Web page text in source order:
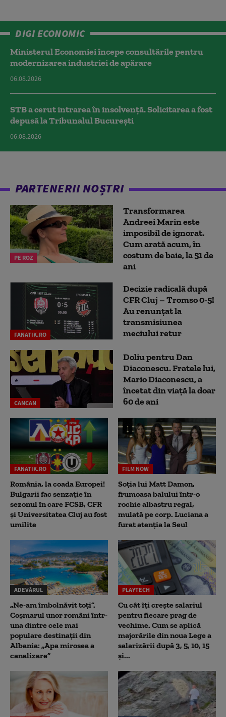
DIGI ECONOMIC
Ministerul Economiei începe consultările pentru
modernizarea industriei de apărare
06.08.2026
STB a cerut intrarea în insolvență. Solicitarea a fost
depusă la Tribunalul București
06.08.2026
PARTENERII NOȘTRI
PE ROZ
Transformarea
Andreei Marin este
imposibil de ignorat.
Cum arată acum, în
costum de baie, la 51 de
ani
FANATIK.RO
Decizie radicală după
CFR Cluj – Tromso 0-5!
Au renunțat la
transmisiunea
meciului retur
CANCAN
Doliu pentru Dan
Diaconescu. Fratele lui,
Mario Diaconescu, a
încetat din viață la doar
60 de ani
FANATIK.RO
România, la coada Europei!
Bulgarii fac senzație în
sezonul în care FCSB, CFR
și Universitatea Cluj au fost
umilite
FILM NOW
Soția lui Matt Damon,
frumoasa balului într-o
rochie albastru regal,
mulată pe corp. Luciana a
furat atenția la Seul
ADEVĂRUL
„Ne-am îmbolnăvit toți”.
Coșmarul unor români într-
una dintre cele mai
populare destinații din
Albania: „Apa mirosea a
canalizare”
PLAYTECH
Cu cât îți crește salariul
pentru fiecare prag de
vechime. Cum se aplică
majorările din noua Lege a
salarizării după 3, 5, 10, 15
și...